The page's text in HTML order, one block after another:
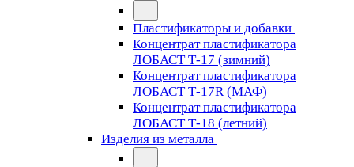
Пластификаторы и добавки
Концентрат пластификатора
ЛОБАСТ Т-17 (зимний)
Концентрат пластификатора
ЛОБАСТ Т-17R (МАФ)
Концентрат пластификатора
ЛОБАСТ Т-18 (летний)
Изделия из металла